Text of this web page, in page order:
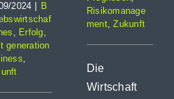
2024 | B
Erfolg
generation
Risikomanage
ment,Zukunft
Die
Wirtschaft